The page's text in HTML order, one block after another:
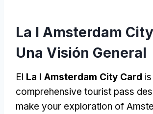
La I Amsterdam
Una Visión General
El La I Amsterdam City Card
comprehensive tourist pass
make your exploration of